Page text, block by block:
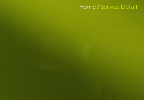
Home / Service Detail